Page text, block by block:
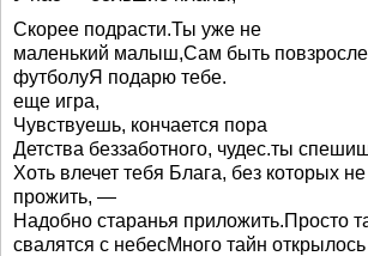
Скорее подрасти.Ты уже не
маленький малыш,Сам быть
футболуЯ подарю тебе.
еще игра,
Чувствуешь, кончается пора
Детства беззаботного, чудес.ты
Хоть влечет тебя Блага, без которых не
прожить, —
Надобно старанья приложить.Просто
свалятся с небесМного тайн открылось